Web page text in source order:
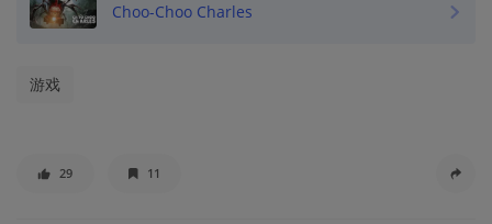
Choo-Choo Charles
游戏
29 11